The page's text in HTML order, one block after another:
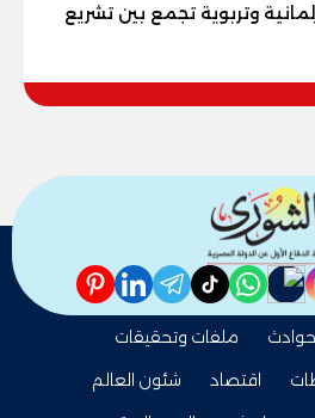
وتربوية تجمع بين تشريع
الأجيال لبناء الإنسان
nabd
whatsapp
tiktok
telegram
linkedin
pinterest
حوادث
ملفات وتحقيقات
اقتصاد
شئون العالم